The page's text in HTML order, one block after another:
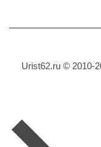
Urist62.ru © 2010-